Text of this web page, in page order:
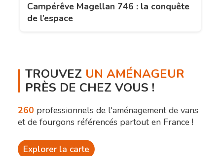
Campérêve Magellan 746 : la conquête
de l’espace
TROUVEZ UN AMÉNAGEUR
PRÈS DE CHEZ VOUS !
260 professionnels de l'aménagement de vans
et de fourgons référencés partout en France !
Explorer la carte